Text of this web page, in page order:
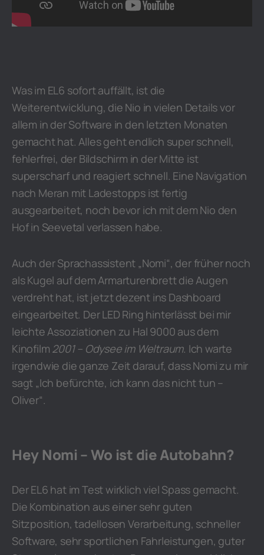
Was im EL6 sofort auffällt, ist die
Weiterentwicklung, die Nio in vielen Details vor
allem in der Software in den letzten Monaten
gemacht hat. Alles geht endlich super schnell,
fehlerfrei, der Bildschirm in der Mitte ist
superscharf und reagiert schnell. Eine Navigation
nach Meran mit Ladestopps ist fertig
ausgearbeitet, noch bevor ich mit dem Nio den
Hof in Seevetal verlassen habe.
Auch der Sprachassistent „Nomi“, der früher noch
als Kugel auf dem Armarturenbrett die Augen
verdreht hat, ist jetzt dezent ins Dashboard
eingearbeitet. Der LED Ring hinterlässt bei mir
leichte Assoziationen zu Hal 9000 aus dem
Kinofilm 2001 – Odysee im Weltraum. Ich warte
irgendwie die ganze Zeit darauf, dass Nomi zu mir
sagt „Ich befürchte, ich kann das nicht tun –
Oliver“.
Hey Nomi – Wo ist die Autobahn?
Der EL6 hat im Test wirklich viel Spass gemacht.
Die Kombination aus einer sehr guten
Sitzposition, tadellosen Verarbeitung, schneller
Software, sehr sportlichen Fahrleistungen, guter